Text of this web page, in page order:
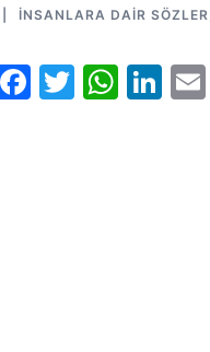
İNSANLARA DAIR SÖZLER
Facebook
Twitter